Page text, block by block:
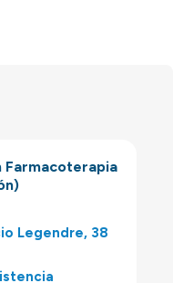
Farmacoterapia
Legendre, 38